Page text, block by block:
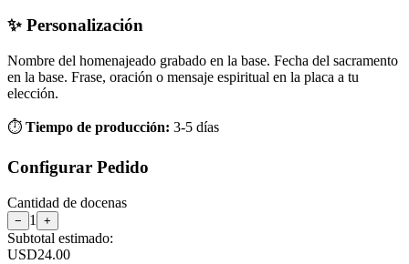
✨ Personalización
Nombre del homenajeado grabado en la base. Fecha del sacramento
en la base. Frase, oración o mensaje espiritual en la placa a tu
elección.
⏱️ Tiempo de producción: 3-5 días
Configurar Pedido
Cantidad de docenas
− 1 +
Subtotal estimado:
USD24.00